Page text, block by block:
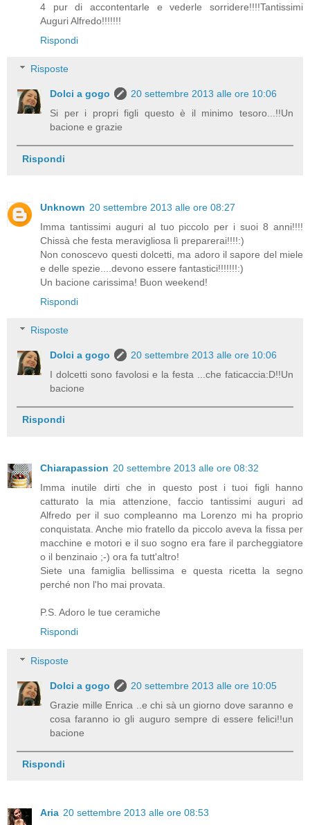
4 pur di accontentarle e vederle sorridere!!!!Tantissimi
Auguri Alfredo!!!!!!!
Rispondi
Risposte
Dolci a gogo
20 settembre 2013 alle ore 10:06
Si per i propri figli questo è il minimo tesoro...!!Un
bacione e grazie
Rispondi
Unknown 20 settembre 2013 alle ore 08:27
Imma tantissimi auguri al tuo piccolo per i suoi 8 anni!!!!
Chissà che festa meravigliosa lì preparerai!!!!:)
Non conoscevo questi dolcetti, ma adoro il sapore del miele
e delle spezie....devono essere fantastici!!!!!!!:)
Un bacione carissima! Buon weekend!
Rispondi
Risposte
Dolci a gogo
20 settembre 2013 alle ore 10:06
I dolcetti sono favolosi e la festa ...che faticaccia:D!!Un
bacione
Rispondi
Chiarapassion 20 settembre 2013 alle ore 08:32
Imma inutile dirti che in questo post i tuoi figli hanno
catturato la mia attenzione, faccio tantissimi auguri ad
Alfredo per il suo compleanno ma Lorenzo mi ha proprio
conquistata. Anche mio fratello da piccolo aveva la fissa per
macchine e motori e il suo sogno era fare il parcheggiatore
o il benzinaio ;-) ora fa tutt'altro!
Siete una famiglia bellissima e questa ricetta la segno
perché non l'ho mai provata.
P.S. Adoro le tue ceramiche
Rispondi
Risposte
Dolci a gogo
20 settembre 2013 alle ore 10:05
Grazie mille Enrica ..e chi sà un giorno dove saranno e
cosa faranno io gli auguro sempre di essere felici!!un
bacione
Rispondi
Aria 20 settembre 2013 alle ore 08:53